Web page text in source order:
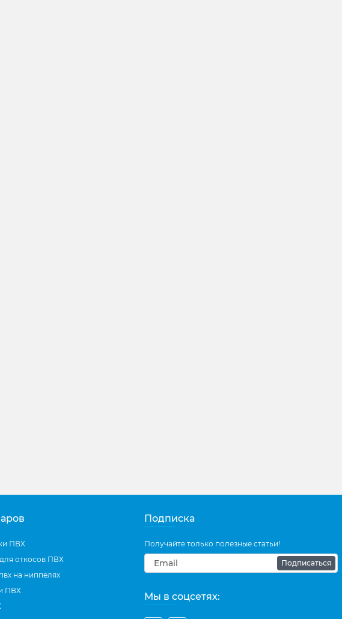
ПВХ
откосов ПВХ
на ниппелях
ПВХ
Подписка
Получайте только полезные статьи!
Подписаться
Мы в соцсетях: